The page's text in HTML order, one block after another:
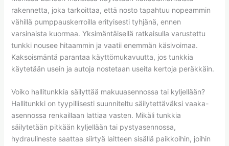
rakennetta, joka tarkoittaa, että nosto tapahtuu nopeammin
vähillä pumppauskerroilla erityisesti tyhjänä, ennen
varsinaista kuormaa. Yksimäntäisellä ratkaisulla varustettu
tunkki nousee hitaammin ja vaatii enemmän käsivoimaa.
Kaksoismäntä parantaa käyttömukavuutta, jos tunkkia
käytetään usein ja autoja nostetaan useita kertoja peräkkäin.
Voiko hallitunkkia säilyttää makuuasennossa tai kyljellään?
Hallitunkki on tyypillisesti suunniteltu säilytettäväksi vaaka-
asennossa renkaillaan lattiaa vasten. Mikäli tunkkia
säilytetään pitkään kyljellään tai pystyasennossa,
hydraulineste saattaa siirtyä laitteen sisällä paikkoihin, joihin